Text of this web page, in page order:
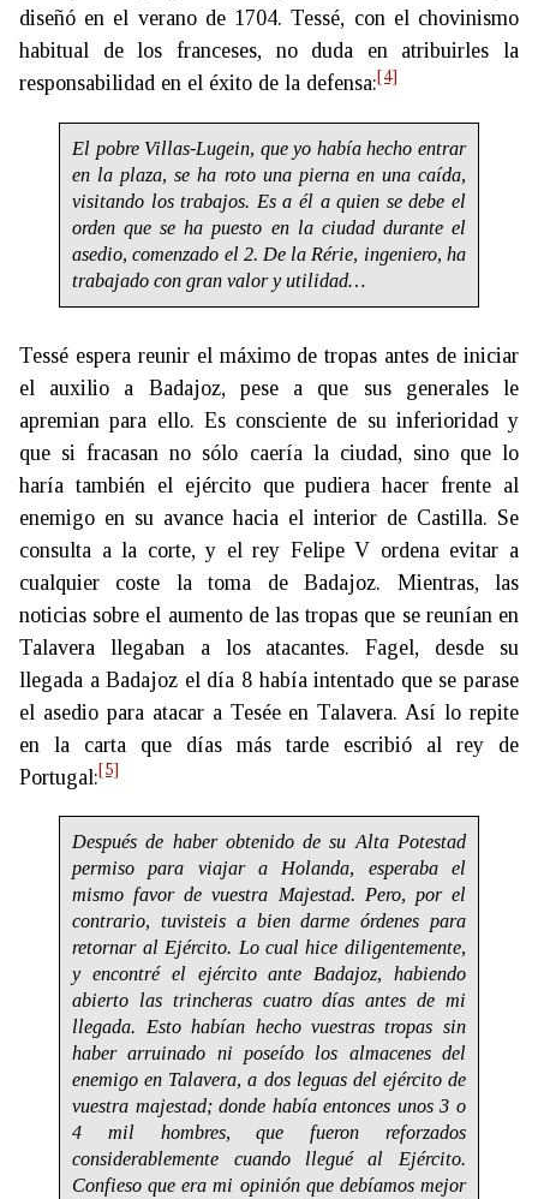
diseñó en el verano de 1704. Tessé, con el chovinismo
habitual de los franceses, no duda en atribuirles la
responsabilidad en el éxito de la defensa:[4]
El pobre Villas-Lugein, que yo había hecho entrar
en la plaza, se ha roto una pierna en una caída,
visitando los trabajos. Es a él a quien se debe el
orden que se ha puesto en la ciudad durante el
asedio, comenzado el 2. De la Rérie, ingeniero, ha
trabajado con gran valor y utilidad…
Tessé espera reunir el máximo de tropas antes de iniciar
el auxilio a Badajoz, pese a que sus generales le
apremian para ello. Es consciente de su inferioridad y
que si fracasan no sólo caería la ciudad, sino que lo
haría también el ejército que pudiera hacer frente al
enemigo en su avance hacia el interior de Castilla. Se
consulta a la corte, y el rey Felipe V ordena evitar a
cualquier coste la toma de Badajoz. Mientras, las
noticias sobre el aumento de las tropas que se reunían en
Talavera llegaban a los atacantes. Fagel, desde su
llegada a Badajoz el día 8 había intentado que se parase
el asedio para atacar a Tesée en Talavera. Así lo repite
en la carta que días más tarde escribió al rey de
Portugal:[5]
Después de haber obtenido de su Alta Potestad
permiso para viajar a Holanda, esperaba el
mismo favor de vuestra Majestad. Pero, por el
contrario, tuvisteis a bien darme órdenes para
retornar al Ejército. Lo cual hice diligentemente,
y encontré el ejército ante Badajoz, habiendo
abierto las trincheras cuatro días antes de mi
llegada. Esto habían hecho vuestras tropas sin
haber arruinado ni poseído los almacenes del
enemigo en Talavera, a dos leguas del ejército de
vuestra majestad; donde había entonces unos 3 o
4 mil hombres, que fueron reforzados
considerablemente cuando llegué al Ejército.
Confieso que era mi opinión que debíamos mejor